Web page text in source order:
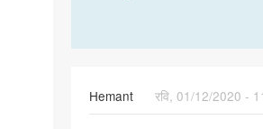
Hemant
रवि, 01/12/2020 -